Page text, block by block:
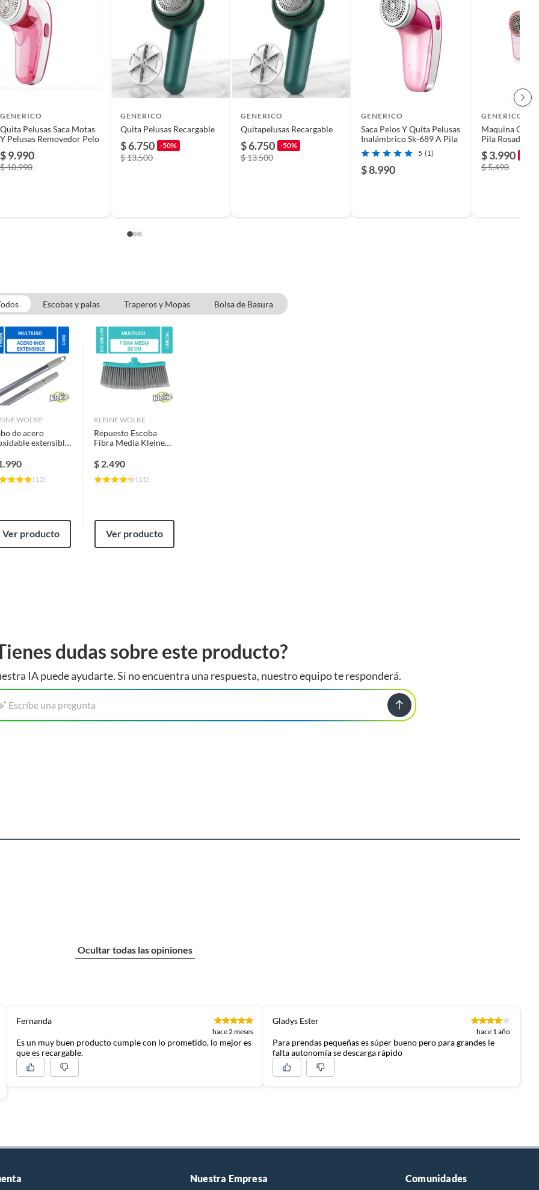
debe tener caja y manuales intactos
1 Cepillo de limpieza 1 Cable de carga USB-C 1
GENERICO
Quita Pelusas Saca Motas
Y Pelusas Removedor Pelo
$ 9.990
$ 10.990
GENERICO
Quita Pelusas Recargable
$ 6.750 -50%
$ 13.500
GENERICO
Quitapelusas Recargable
$ 6.750 -50%
$ 13.500
GENERICO
Saca Pelos Y Quita Pelusas
Inalámbrico Sk-689 A Pila
5 (1)
$ 8.990
GENERICO
Maquina Quita
Pila Rosada -
$ 3.990
$ 5.490
Escobas y palas Traperos y Mopas Bolsa de Basura
WOLKE
de acero
extensible
( 12)
Ver producto
KLEINE WOLKE
Repuesto Escoba
Fibra Media Kleine
Aqua/gris
$ 2.490
( 11)
Ver producto
dudas sobre este producto?
IA puede ayudarte. Si no encuentra una respuesta, nuestro equipo te responderá.
Escribe una pregunta
Ocultar todas las opiniones
Fernanda
hace 2 meses
Es un muy buen producto cumple con lo prometido, lo mejor es
que es recargable.
Gladys Ester
hace 1 año
Para prendas pequeñas es súper bueno pero para grandes le
falta autonomía se descarga rápido
Nuestra Empresa Comunidades